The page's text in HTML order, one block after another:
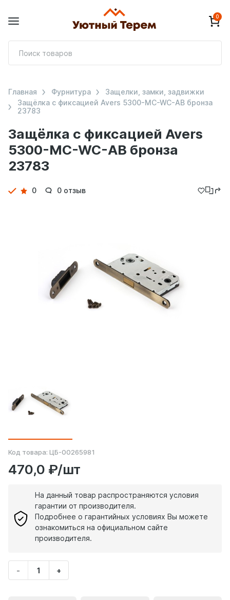
0
Защёлка с фиксацией Avers
5300-MC-WC-AB бронза
23783
Главная Фурнитура
Защелки, замки, задвижки
Защёлка с фиксацией Avers 5300-MC-WC-AB бронза
23783
Детали
0 0 отзыв
Код товара: ЦБ-00265981
470,0 ₽/шт
На данный товар распространяются условия
гарантии от производителя.
Подробнее о гарантийных условиях Вы можете
ознакомиться на официальном сайте
производителя.
-
Укажите
количество
+